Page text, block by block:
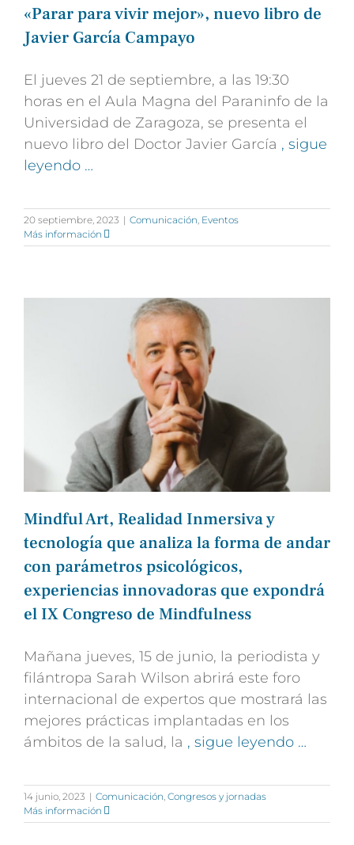
«Parar para vivir mejor», nuevo libro de
Javier García Campayo
El jueves 21 de septiembre, a las 19:30
horas en el Aula Magna del Paraninfo de la
Universidad de Zaragoza, se presenta el
nuevo libro del Doctor Javier García , sigue
leyendo …
20 septiembre, 2023 | Comunicación Eventos
Más información
Mindful Art, Realidad Inmersiva y
tecnología que analiza la forma de andar
con parámetros psicológicos,
experiencias innovadoras que expondrá
el IX Congreso de Mindfulness
Mañana jueves, 15 de junio, la periodista y
filántropa Sarah Wilson abrirá este foro
internacional de expertos que mostrará las
mejores prácticas implantadas en los
ámbitos de la salud, la , sigue leyendo …
14 junio, 2023 | Comunicación Congresos y jornadas
Más información